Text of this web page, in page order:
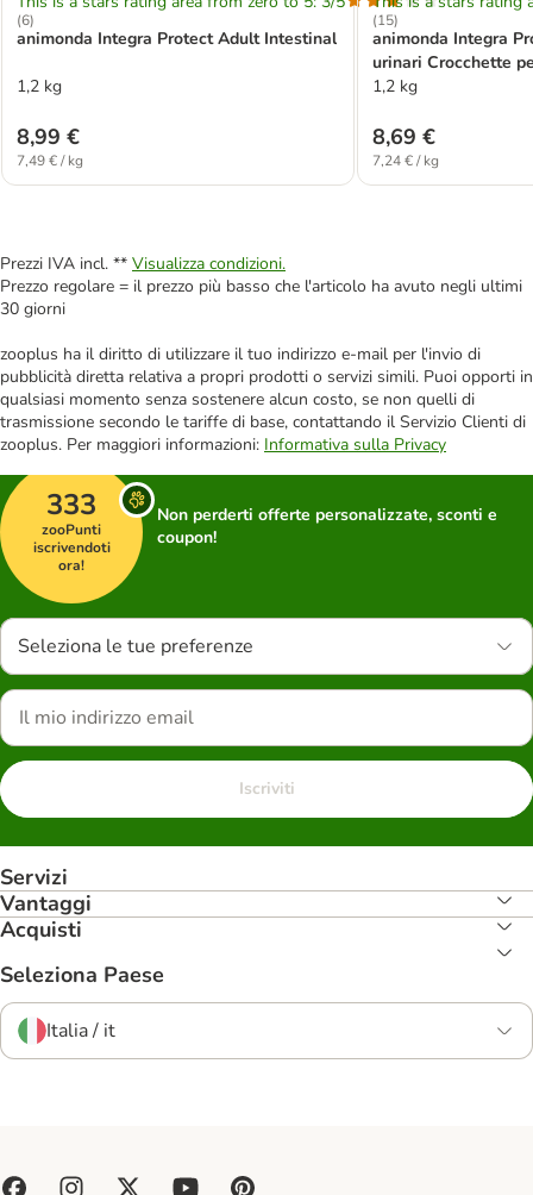
(6)
animonda Integra Protect Adult Intestinal
1,2 kg
8,99 €
7,49 € / kg
(15)
animonda Integra
urinari Crocchette
1,2 kg
8,69 €
7,24 € / kg
Prezzi IVA incl. ** Visualizza condizioni.
Prezzo regolare = il prezzo più basso che l'articolo ha avuto negli ultimi
30 giorni
zooplus ha il diritto di utilizzare il tuo indirizzo e-mail per l'invio di
pubblicità diretta relativa a propri prodotti o servizi simili. Puoi opporti in
qualsiasi momento senza sostenere alcun costo, se non quelli di
trasmissione secondo le tariffe di base, contattando il Servizio Clienti di
zooplus. Per maggiori informazioni: Informativa sulla Privacy
333
zooPunti
iscrivendoti
ora!
Non perderti offerte personalizzate, sconti e
coupon!
Seleziona le tue preferenze
Iscriviti
Servizi
Vantaggi
Acquisti
Seleziona Paese
Italia / it